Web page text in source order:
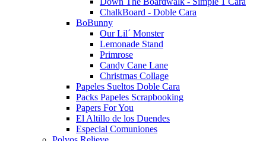
ChalkBoard - Doble Cara
BoBunny
Our Lil´ Monster
Lemonade Stand
Primrose
Candy Cane Lane
Christmas Collage
Papeles Sueltos Doble Cara
Packs Papeles Scrapbooking
Papers For You
El Altillo de los Duendes
Especial Comuniones